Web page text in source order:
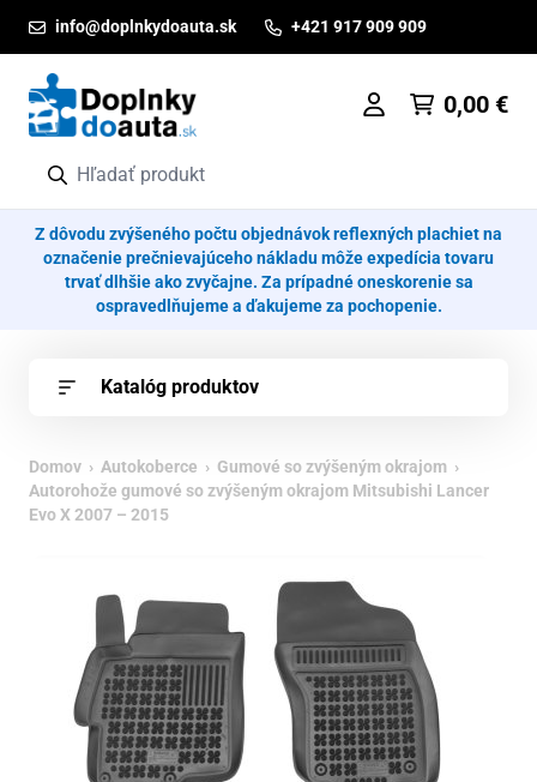
info@doplnkydoauta.sk +421 917 909 909
0,00 €
Z dôvodu zvýšeného počtu objednávok reflexných plachiet na
označenie prečnievajúceho nákladu môže expedícia tovaru
trvať dlhšie ako zvyčajne. Za prípadné oneskorenie sa
ospravedlňujeme a ďakujeme za pochopenie.
Katalóg produktov
Domov › Autokoberce › Gumové so zvýšeným okrajom ›
Autorohože gumové so zvýšeným okrajom Mitsubishi Lancer
Evo X 2007 – 2015